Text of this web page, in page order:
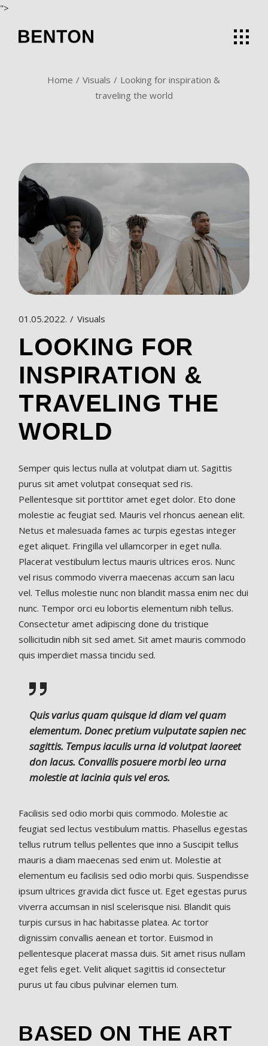
">
Home Visuals
Looking for inspiration &
traveling the world
01.05.2022. Visuals
LOOKING FOR
INSPIRATION &
TRAVELING THE
WORLD
Semper quis lectus nulla at volutpat diam ut. Sagittis
purus sit amet volutpat consequat sed ris.
Pellentesque sit porttitor amet eget dolor. Eto done
molestie ac feugiat sed. Mauris vel rhoncus aenean elit.
Netus et malesuada fames ac turpis egestas integer
eget aliquet. Fringilla vel ullamcorper in eget nulla.
Placerat vestibulum lectus mauris ultrices eros. Nunc
vel risus commodo viverra maecenas accum san lacu
vel. Tellus molestie nunc non blandit massa enim nec dui
nunc. Tempor orci eu lobortis elementum nibh tellus.
Consectetur amet adipiscing done du tristique
sollicitudin nibh sit sed amet. Sit amet mauris commodo
quis imperdiet massa tincidu sed.
Quis varius quam quisque id diam vel quam
elementum. Donec pretium vulputate sapien nec
sagittis. Tempus iaculis urna id volutpat laoreet
don lacus. Convallis posuere morbi leo urna
molestie at lacinia quis vel eros.
Facilisis sed odio morbi quis commodo. Molestie ac
feugiat sed lectus vestibulum mattis. Phasellus egestas
tellus rutrum tellus pellentes que inno a Suscipit tellus
mauris a diam maecenas sed enim ut. Molestie at
elementum eu facilisis sed odio morbi quis. Suspendisse
ipsum ultrices gravida dict fusce ut. Eget egestas purus
viverra accumsan in nisl scelerisque nisi. Blandit quis
turpis cursus in hac habitasse platea. Ac tortor
dignissim convallis aenean et tortor. Euismod in
pellentesque placerat massa duis. Sit amet risus nullam
eget felis eget. Velit aliquet sagittis id consectetur
purus ut fau cibus pulvinar elemen tum.
BASED ON THE ART